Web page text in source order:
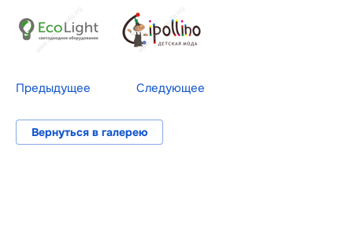
Предыдущее Следующее
Вернуться в галерею